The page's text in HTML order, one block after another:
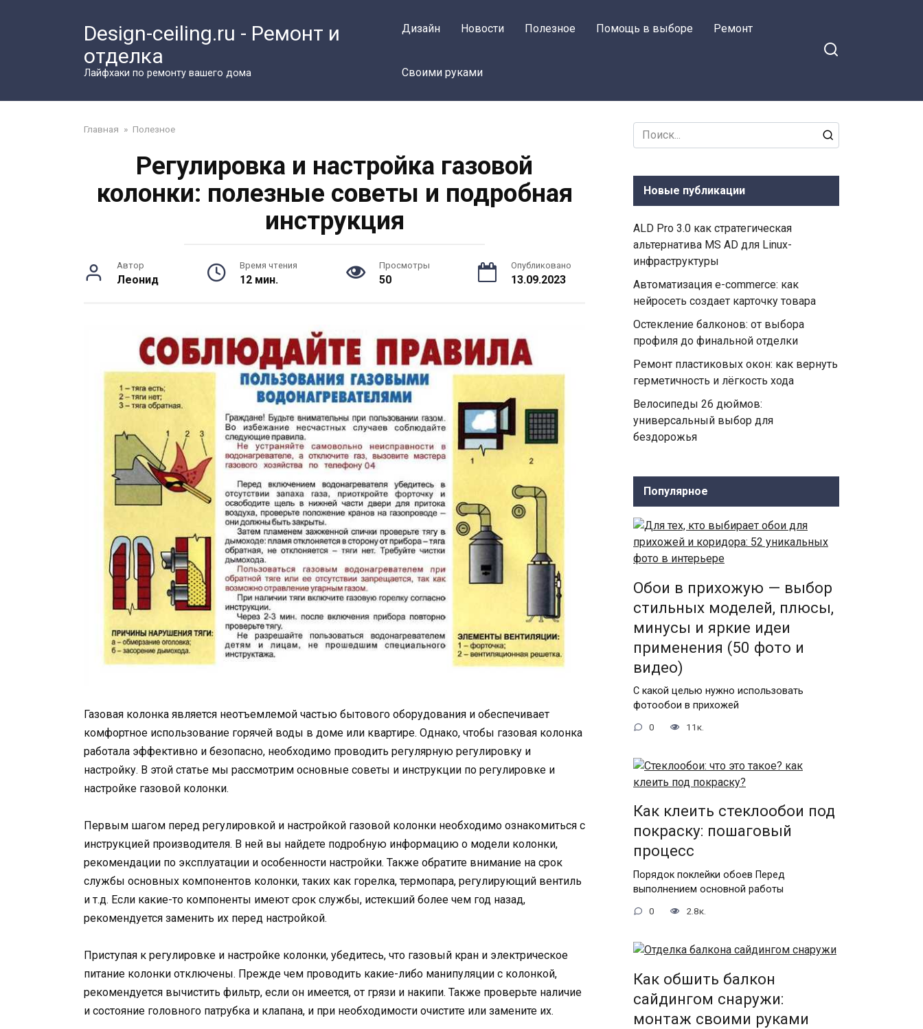
Design-ceiling.ru - Ремонт и
отделка
Лайфхаки по ремонту вашего дома
Дизайн Новости Полезное Помощь в выборе Ремонт
Своими руками
Главная » Полезное
Регулировка и настройка газовой
колонки: полезные советы и подробная
инструкция
Автор
Леонид
Время чтения
12 мин.
Просмотры
50
Опубликовано
13.09.2023
Газовая колонка является неотъемлемой частью бытового оборудования и обеспечивает
комфортное использование горячей воды в доме или квартире. Однако, чтобы газовая колонка
работала эффективно и безопасно, необходимо проводить регулярную регулировку и
настройку. В этой статье мы рассмотрим основные советы и инструкции по регулировке и
настройке газовой колонки.
Первым шагом перед регулировкой и настройкой газовой колонки необходимо ознакомиться с
инструкцией производителя. В ней вы найдете подробную информацию о модели колонки,
рекомендации по эксплуатации и особенности настройки. Также обратите внимание на срок
службы основных компонентов колонки, таких как горелка, термопара, регулирующий вентиль
и т.д. Если какие-то компоненты имеют срок службы, истекший более чем год назад,
рекомендуется заменить их перед настройкой.
Приступая к регулировке и настройке колонки, убедитесь, что газовый кран и электрическое
питание колонки отключены. Прежде чем проводить какие-либо манипуляции с колонкой,
рекомендуется вычистить фильтр, если он имеется, от грязи и накипи. Также проверьте наличие
и состояние головного патрубка и клапана, и при необходимости очистите или замените их.
Search
for:
Новые публикации
ALD Pro 3.0 как стратегическая
альтернатива MS AD для Linux-
инфраструктуры
Автоматизация e-commerce: как
нейросеть создает карточку товара
Остекление балконов: от выбора
профиля до финальной отделки
Ремонт пластиковых окон: как вернуть
герметичность и лёгкость хода
Велосипеды 26 дюймов:
универсальный выбор для
бездорожья
Популярное
Обои в прихожую — выбор
стильных моделей, плюсы,
минусы и яркие идеи
применения (50 фото и
видео)
С какой целью нужно использовать
фотообои в прихожей
0 11к.
Как клеить стеклообои под
покраску: пошаговый
процесс
Порядок поклейки обоев Перед
выполнением основной работы
0 2.8к.
Как обшить балкон
сайдингом снаружи:
монтаж своими руками